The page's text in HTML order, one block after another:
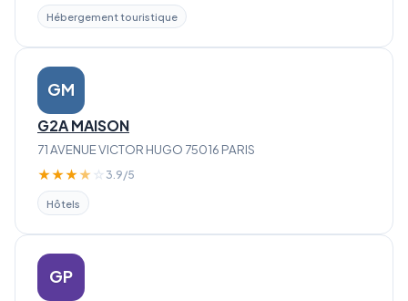
Hébergement touristique
GM
G2A MAISON
71 AVENUE VICTOR HUGO 75016 PARIS
★★★★ ☆ 3.9/5
Hôtels
GP